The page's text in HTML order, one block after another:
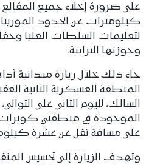
على ضرورة إخلاء جميع
كيلومترات عن الحدود
لتعليمات السلطات العليا
وحوزتها الترابية.
جاء ذلك خلال زيارة ميدانية
المنطقة العسكرية الثانية
السالك، لليوم الثاني على
الموجودة في منطقتي كويرات
على مسافة تقل عن عشرة
وتهدف الزيارة إلى تحسيس